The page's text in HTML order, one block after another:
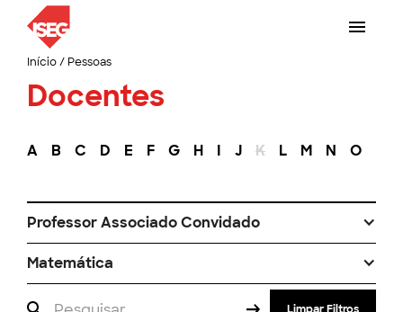
Início/ Pessoas
Docentes
A B C D E F G H I J K L M N O
Professor Associado Convidado
Matemática